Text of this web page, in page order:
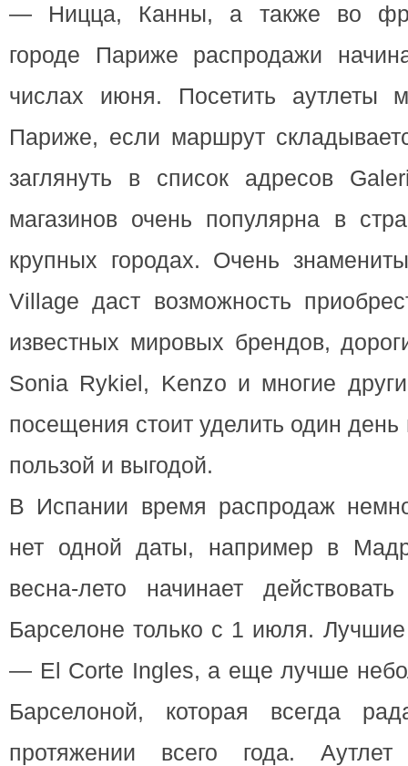
— Ницца, Канны, а также во
городе Париже распродажи
числах июня. Посетить аутлеты
Париже, если маршрут
заглянуть в список адресов
магазинов очень популярна в
крупных городах. Очень
Village даст возможность
известных мировых брендов,
Sonia Rykiel, Kenzo и многие
посещения стоит уделить один день
пользой и выгодой.
В Испании время распродаж
нет одной даты, например в
весна-лето начинает
Барселоне только с 1 июля.
— El Corte Ingles, а еще лучше
Барселоной, которая всегда
протяжении всего года.